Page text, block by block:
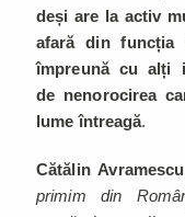
deși are la activ
afară din funcția
împreună cu alți
de nenorocirea
lume întreagă.
Cătălin
primim din